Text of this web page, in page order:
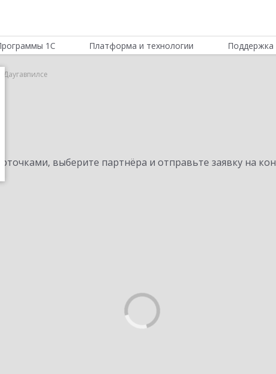
1С Платформа и технологии Поддержка
Даугавпилсе
выберите партнёра и отправьте заявку на